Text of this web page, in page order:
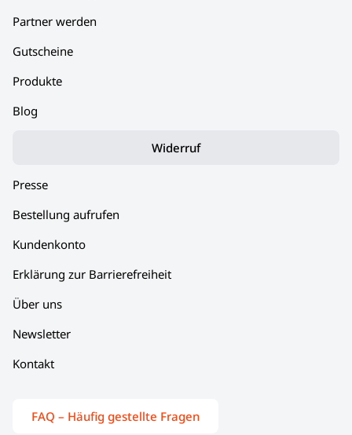
Partner werden
Gutscheine
Produkte
Blog
Widerruf
Presse
Bestellung aufrufen
Kundenkonto
Erklärung zur Barrierefreiheit
Über uns
Newsletter
Kontakt
FAQ – Häufig gestellte Fragen